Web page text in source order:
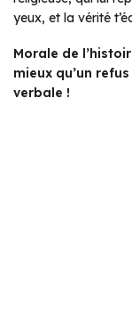
yeux, et la vérité
Morale de
mieux qu’un
verbale !